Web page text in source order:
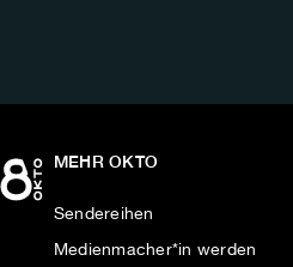
MEHR OKTO
Sendereihen
Medienmacher*in werden